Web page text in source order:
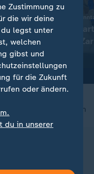
TV-Programm am
Kein
mit Giovanni
hatmit Video
nach oben
Zustimmung zu
die wir deine
legst unter
welchen
gibst und
für die Zukunft
oder ändern.
du in unserer